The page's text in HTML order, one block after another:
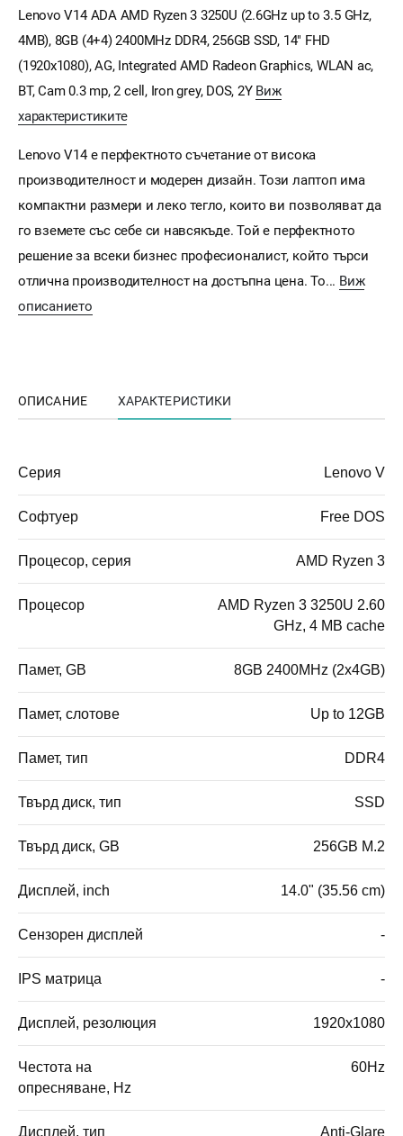
Lenovo V14 ADA AMD Ryzen 3 3250U (2.6GHz up to 3.5 GHz,
4MB), 8GB (4+4) 2400MHz DDR4, 256GB SSD, 14" FHD
(1920x1080), AG, Integrated AMD Radeon Graphics, WLAN ac,
BT, Cam 0.3 mp, 2 cell, Iron grey, DOS, 2Y Виж
характеристиките
Lenovo V14 е перфектното съчетание от висока
производителност и модерен дизайн. Този лаптоп има
компактни размери и леко тегло, които ви позволяват да
го вземете със себе си навсякъде. Той е перфектното
решение за всеки бизнес професионалист, който търси
отлична производителност на достъпна цена. То... Виж
описанието
ОПИСАНИЕ ХАРАКТЕРИСТИКИ
Серия Lenovo V
Софтуер Free DOS
Процесор, серия AMD Ryzen 3
Процесор
AMD Ryzen 3 3250U 2.60
GHz, 4 MB cache
Памет, GB 8GB 2400MHz (2x4GB)
Памет, слотове Up to 12GB
Памет, тип DDR4
Твърд диск, тип SSD
Твърд диск, GB 256GB M.2
Дисплей, inch 14.0" (35.56 cm)
Сензорен дисплей -
IPS матрица -
Дисплей, резолюция 1920x1080
Честота на
опресняване, Hz
60Hz
Дисплей, тип Anti-Glare